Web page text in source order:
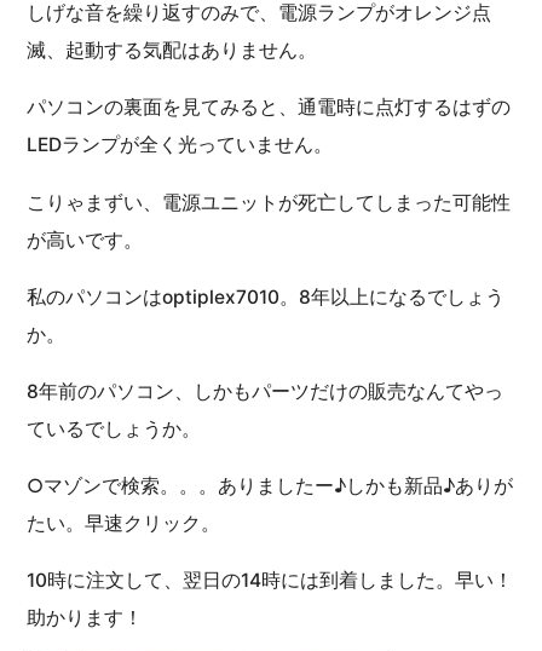
しげな音を繰り返すのみで、電源ランプがオレンジ点
滅、起動する気配はありません。
パソコンの裏面を見てみると、通電時に点灯するはずの
LEDランプが全く光っていません。
こりゃまずい、電源ユニットが死亡してしまった可能性
が高いです。
私のパソコンはoptiplex7010。8年以上になるでしょう
か。
8年前のパソコン、しかもパーツだけの販売なんてやっ
ているでしょうか。
○マゾンで検索。。。ありましたー♪しかも新品♪ありが
たい。早速クリック。
10時に注文して、翌日の14時には到着しました。早い！
助かります！